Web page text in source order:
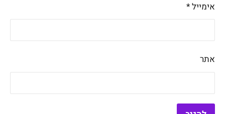
אימייל*
אתר